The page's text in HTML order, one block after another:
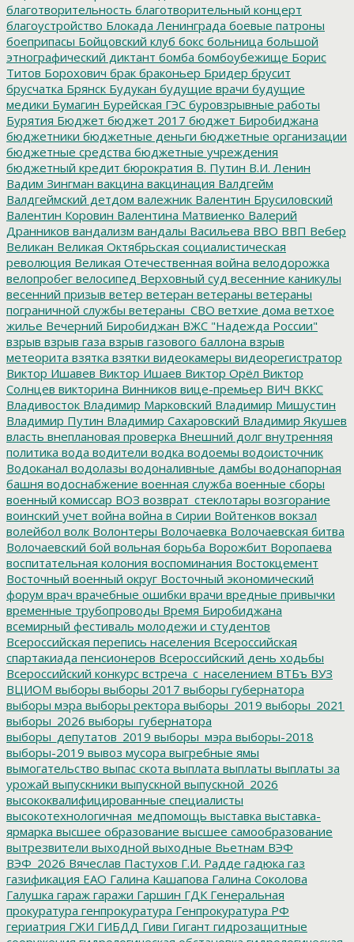
благотворительность благотворительный концерт
благоустройство Блокада Ленинграда боевые патроны
боеприпасы Бойцовский клуб бокс больница большой
этнографический диктант бомба бомбоубежище Борис
Титов Борохович брак браконьер Бридер брусит
брусчатка Брянск Будукан будущие врачи будущие
медики Бумагин Бурейская ГЭС буровзрывные работы
Бурятия Бюджет бюджет 2017 бюджет Биробиджана
бюджетники бюджетные деньги бюджетные организации
бюджетные средства бюджетные учреждения
бюджетный кредит бюрократия В. Путин В.И. Ленин
Вадим Зингман вакцина вакцинация Валдгейм
Валдгеймский детдом валежник Валентин Брусиловский
Валентин Коровин Валентина Матвиенко Валерий
Дранников вандализм вандалы Васильева ВВО ВВП Вебер
Великан Великая Октябрьская социалистическая
революция Великая Отечественная война велодорожка
велопробег велосипед Верховный суд весенние каникулы
весенний призыв ветер ветеран ветераны ветераны
пограничной службы ветераны_СВО ветхие дома ветхое
жилье Вечерний Биробиджан ВЖС "Надежда России"
взрыв взрыв газа взрыв газового баллона взрыв
метеорита взятка взятки видеокамеры видеорегистратор
Виктор Ишавев Виктор Ишаев Виктор Орёл Виктор
Солнцев викторина Винников вице-премьер ВИЧ ВККС
Владивосток Владимир Марковский Владимир Мишустин
Владимир Путин Владимир Сахаровский Владимир Якушев
власть внеплановая проверка Внешний долг внутренняя
политика вода водители водка водоемы водоисточник
Водоканал водолазы водоналивные дамбы водонапорная
башня водоснабжение военная служба военные сборы
военный комиссар ВОЗ возврат_стеклотары возгорание
воинский учет война война в Сирии Войтенков вокзал
волейбол волк Волонтеры Волочаевка Волочаевская битва
Волочаевский бой вольная борьба Ворожбит Воропаева
воспитательная колония воспоминания Востокцемент
Восточный военный округ Восточный экономический
форум врач врачебные ошибки врачи вредные привычки
временные трубопроводы Время Биробиджана
всемирный фестиваль молодежи и студентов
Всероссийская перепись населения Всероссийская
спартакиада пенсионеров Всероссийский день ходьбы
Всероссийский конкурс встреча_с_населением ВТБъ ВУЗ
ВЦИОМ выборы выборы 2017 выборы губернатора
выборы мэра выборы ректора выборы_2019 выборы_2021
выборы_2026 выборы_губернатора
выборы_депутатов_2019 выборы_мэра выборы-2018
выборы-2019 вывоз мусора выгребные ямы
вымогательство выпас скота выплата выплаты выплаты за
урожай выпускники выпускной выпускной_2026
высококвалифицированные специалисты
высокотехнологичная_медпомощь выставка выставка-
ярмарка высшее образование высшее самообразование
вытрезвители выходной выходные Вьетнам ВЭФ
ВЭФ_2026 Вячеслав Пастухов Г.И. Радде гадюка газ
газификация ЕАО Галина Кашапова Галина Соколова
Галушка гараж гаражи Гаршин ГДК Генеральная
прокуратура генпрокуратура Генпрокуратура РФ
гериатрия ГЖИ ГИБДД Гиви Гигант гидрозащитные